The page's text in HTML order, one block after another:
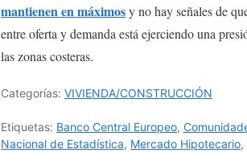
mantienen en máximosy no hay señales de
entre oferta y demanda está ejerciendo una
las zonas costeras.
Categorías: VIVIENDA/CONSTRUCCIÓN
Etiquetas: Banco Central Europeo,
Nacional de Estadística, Mercado Hipotecario,